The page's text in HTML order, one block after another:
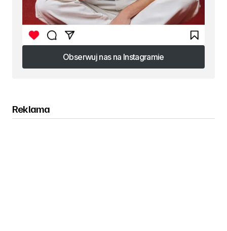
Obserwuj nas na Instagramie
Obserwuj nas na Instagramie
Reklama